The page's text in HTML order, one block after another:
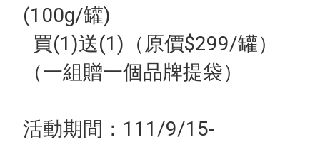
(100g/罐)
買(1)送(1)（原價$299/罐）
（一組贈一個品牌提袋）
活動期間：111/9/15-